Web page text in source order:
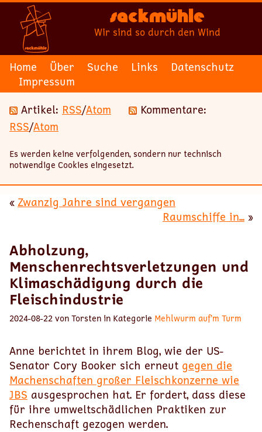
Sackmühle
Wir sind so durch den Wind
Home Über Suche Links
Datenschutz
Impressum
Artikel: RSS/Atom
Kommentare:
RSS/Atom
Es werden keine verfolgenden, sondern nur technisch
notwendige Cookies eingesetzt.
« Zwanzig Jahre sind vergangen
Raumschiffe in... »
Abholzung,
Menschenrechtsverletzungen und
Klimaschädigung durch die
Fleischindustrie
2024-08-22 von Torsten in Kategorie Mehlwurm auf’m Turm
Anne berichtet in ihrem Blog, wie der US-
Senator Cory Booker sich erneut gegen die
Machenschaften großer Fleischkonzerne wie
JBS ausgesprochen hat. Er fordert, dass diese
für ihre umweltschädlichen Praktiken zur
Rechenschaft gezogen werden.